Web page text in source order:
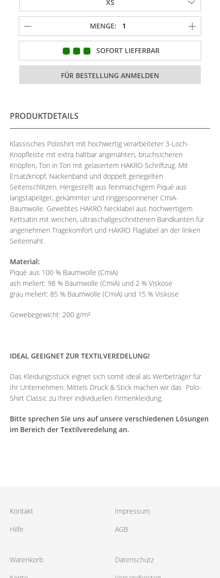
MENGE:
SOFORT LIEFERBAR
PRODUKTDETAILS
Klassisches Poloshirt mit hochwertig verarbeiteter 3-Loch-
Knopfleiste mit extra haltbar angenähten, bruchsicheren
Knöpfen, Ton in Ton mit gelasertem HAKRO Schriftzug. Mit
Ersatzknopf, Nackenband und doppelt geriegelten
Seitenschlitzen. Hergestellt aus feinmaschigem Piqué aus
langstapeliger, gekämmter und ringgesponnener CmiA-
Baumwolle. Gewebtes HAKRO Necklabel aus hochwertigem
Kettsatin mit weichen, ultraschallgeschnittenen Bandkanten für
angenehmen Tragekomfort und HAKRO Flaglabel an der linken
Seitennaht.
Material:
Piqué aus 100 % Baumwolle (CmiA)
ash meliert: 98 % Baumwolle (CmiA) und 2 % Viskose
grau meliert: 85 % Baumwolle (CmiA) und 15 % Viskose
Gewebegewicht: 200 g/m²
IDEAL GEEIGNET ZUR TEXTILVEREDELUNG!
Das Kleidungsstück eignet sich somit ideal als Werbeträger für
Ihr Unternehmen. Mittels Druck & Stick machen wir das Polo-
Shirt Classic zu Ihrer individuellen Firmenkleidung.
Bitte sprechen Sie uns auf unsere verschiedenen Lösungen
im Bereich der Textilveredelung an.
Kontakt
Hilfe
Impressum
AGB
Warenkorb
Datenschutz